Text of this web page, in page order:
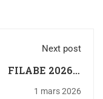
Next post
FILABE 2026 –
Rappel Important
1 mars 2026